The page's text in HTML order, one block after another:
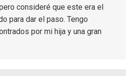
consideré que este era el
para dar el paso. Tengo
por mi hija y una gran